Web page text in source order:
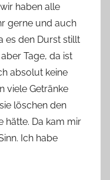
haben alle
gerne und auch
es den Durst stillt
Tage, da ist
absolut keine
viele Getränke
löschen den
hätte. Da kam mir
Ich habe